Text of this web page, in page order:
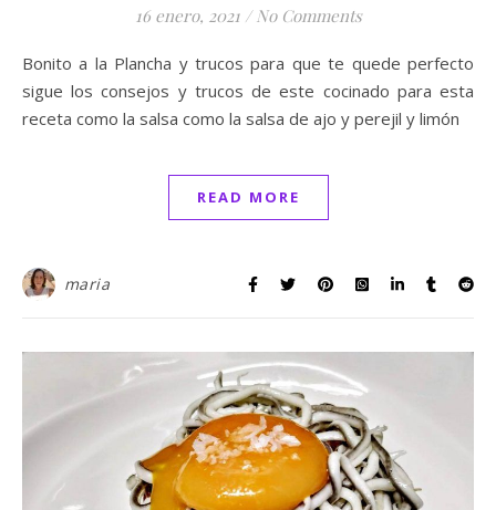
16 enero, 2021 / No Comments
Bonito a la Plancha y trucos para que te quede perfecto
sigue los consejos y trucos de este cocinado para esta
receta como la salsa como la salsa de ajo y perejil y limón
READ MORE
maria